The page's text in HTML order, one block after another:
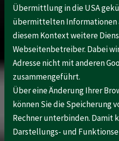
Übermittlung in die USA
übermittelten Informationen
diesem Kontext weitere
Webseitenbetreiber. Dabei
Adresse nicht mit anderen
zusammengeführt.
Über eine Änderung Ihrer
können Sie die Speicherung
Rechner unterbinden. Damit
Darstellungs- und